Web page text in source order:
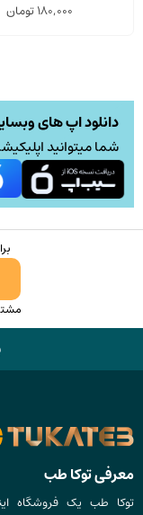
180,000تومان
دانلود اپ های
شما میتوانید
معرفی توکا طب
توکا طب یک فروشگاه